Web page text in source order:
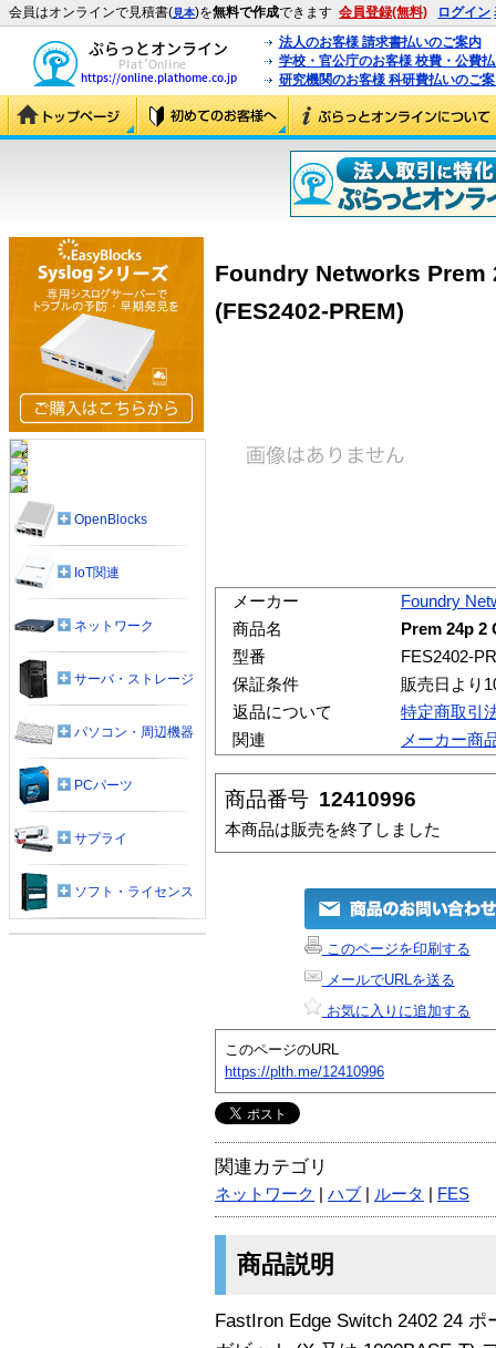
会員はオンラインで見積書(見本)を無料で作成できます 会員登録(無料) ログイン
法人のお客様 請求書払いのご案内
学校・官公庁のお客様 校費・公費
研究機関のお客様 科研費払いのご
Foundry Networks Prem
(FES2402-PREM)
メーカー
Foundry
商品名
Prem 24p 2
型番
FES2402-
保証条件
販売日より
返品について
特定商取引
関連
メーカー商
商品番号 12410996
本商品は販売を終了しました
このページを印刷する
メールでURLを送る
お気に入りに追加する
このページのURL
https://plth.me/12410996
関連カテゴリ
ネットワーク ハブ ルータ FES
商品説明
FastIron Edge Switch 2402 24
OpenBlocks
IoT関連
ネットワーク
サーバ・ストレージ
パソコン・周辺機器
PCパーツ
サプライ
ソフト・ライセンス